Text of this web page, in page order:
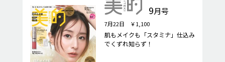
9月号
7月22日 ￥1,100
肌もメイクも「スタミナ」仕込み
でくずれ知らず！